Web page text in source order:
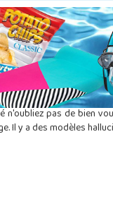
n'oubliez pas de bien
Il y a des modèles